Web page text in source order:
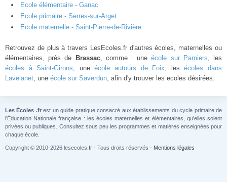
Ecole élémentaire - Ganac
Ecole primaire - Serres-sur-Arget
Ecole maternelle - Saint-Pierre-de-Rivière
Retrouvez de plus à travers LesEcoles.fr d'autres écoles, maternelles ou
élémentaires, près de
Brassac, comme : uneécole sur Pamiers, les
écoles à Saint-Girons, uneécole autours de Foix, lesécoles dans
Lavelanet, une école sur Saverdun, afin d'y trouver les ecoles désirées.
Les Écoles .frest un guide pratique consacré aux établissements du cycle primaire de
l'Éducation Nationale française : les écoles maternelles et élémentaires, qu'elles soient
privées ou publiques. Consultez sous peu les programmes et matières enseignées pour
chaque école.
Copyright © 2010-2026 lesecoles.fr - Tous droits réservés - Mentions légales